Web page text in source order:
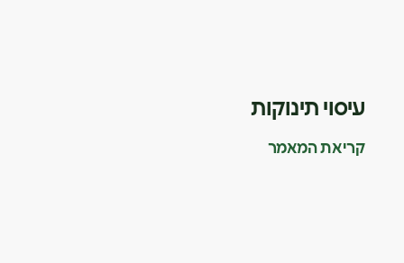
עיסוי תינוקות
קריאת המאמר